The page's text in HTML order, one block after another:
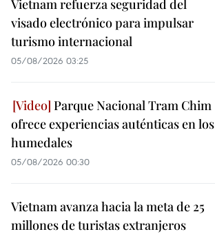
Vietnam refuerza seguridad del
visado electrónico para impulsar
turismo internacional
05/08/2026 03:25
Parque Nacional Tram Chim
ofrece experiencias auténticas en los
humedales
05/08/2026 00:30
Vietnam avanza hacia la meta de 25
millones de turistas extranjeros